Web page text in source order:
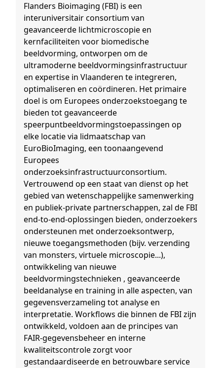
Flanders Bioimaging (FBI) is een
interuniversitair consortium van
geavanceerde lichtmicroscopie en
kernfaciliteiten voor biomedische
beeldvorming, ontworpen om de
ultramoderne beeldvormingsinfrastructuur
en expertise in Vlaanderen te integreren,
optimaliseren en coördineren. Het primaire
doel is om Europees onderzoekstoegang te
bieden tot geavanceerde
speerpuntbeeldvormingstoepassingen op
elke locatie via lidmaatschap van
EuroBioImaging, een toonaangevend
Europees
onderzoeksinfrastructuurconsortium.
Vertrouwend op een staat van dienst op het
gebied van wetenschappelijke samenwerking
en publiek-private partnerschappen, zal de FBI
end-to-end-oplossingen bieden, onderzoekers
ondersteunen met onderzoeksontwerp,
nieuwe toegangsmethoden (bijv. verzending
van monsters, virtuele microscopie...),
ontwikkeling van nieuwe
beeldvormingstechnieken , geavanceerde
beeldanalyse en training in alle aspecten, van
gegevensverzameling tot analyse en
interpretatie. Workflows die binnen de FBI zijn
ontwikkeld, voldoen aan de principes van
FAIR-gegevensbeheer en interne
kwaliteitscontrole zorgt voor
gestandaardiseerde en betrouwbare service